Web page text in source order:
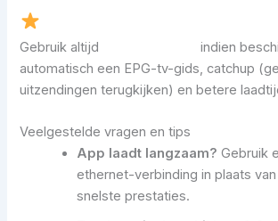
Gebruik altijd
indien
automatisch een EPG-tv-gids, catchup
uitzendingen terugkijken) en betere
Veelgestelde vragen en tips
App laadt langzaam? Gebruik
ethernet-verbinding in plaats
snelste prestaties.